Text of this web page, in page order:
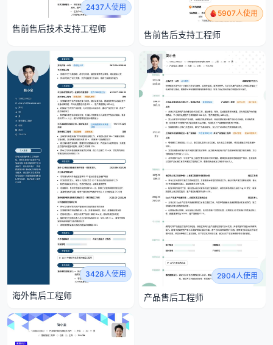
2437人使用
售前售后技术支持工程师
5907人使用
售前售后支持工程师
3428人使用
海外售后工程师
2904人使用
产品售后工程师